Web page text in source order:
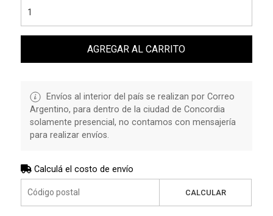
AGREGAR AL CARRITO
Envíos al interior del país se realizan por Correo
Argentino, para dentro de la ciudad de Concordia
solamente presencial, no contamos con mensajería
para realizar envíos.
Calculá el costo de envío
CALCULAR